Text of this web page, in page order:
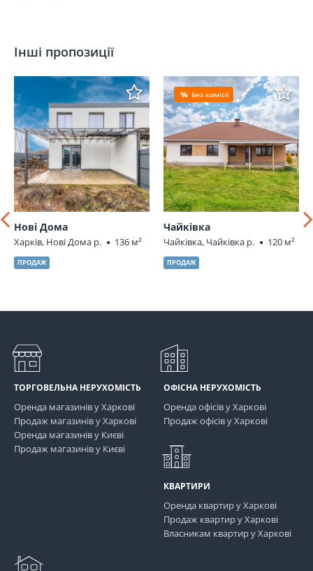
Інші пропозиції
Нові Дома
Харків, Нові Дома р. 136 м²
ПРОДАЖ
Без комісії
Чайківка
Чайківка, Чайківка р. 120 м²
ПРОДАЖ
ТОРГОВЕЛЬНА НЕРУХОМІСТЬ
Оренда магазинів у Харкові
Продаж магазинів у Харкові
Оренда магазинів у Києві
Продаж магазинів у Києві
ОФІСНА НЕРУХОМІСТЬ
Оренда офісів у Харкові
Продаж офісів у Харкові
КВАРТИРИ
Оренда квартир у Харкові
Продаж квартир у Харкові
Власникам квартир у Харкові